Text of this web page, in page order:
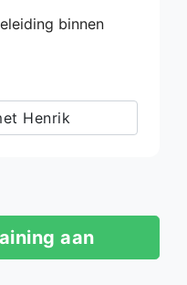
binnen
Henrik
aan